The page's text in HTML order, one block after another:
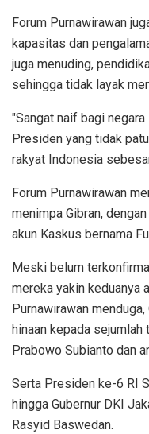
Forum Purnawirawan
kapasitas dan
juga menuding,
sehingga tidak layak
"Sangat naif bagi
Presiden yang tidak
rakyat Indonesia
Forum Purnawirawan
menimpa Gibran,
akun Kaskus bernama
Meski belum
mereka yakin keduanya
Purnawirawan
hinaan kepada
Prabowo Subianto dan
Serta Presiden ke-6 RI
hingga Gubernur DKI
Rasyid Baswedan.